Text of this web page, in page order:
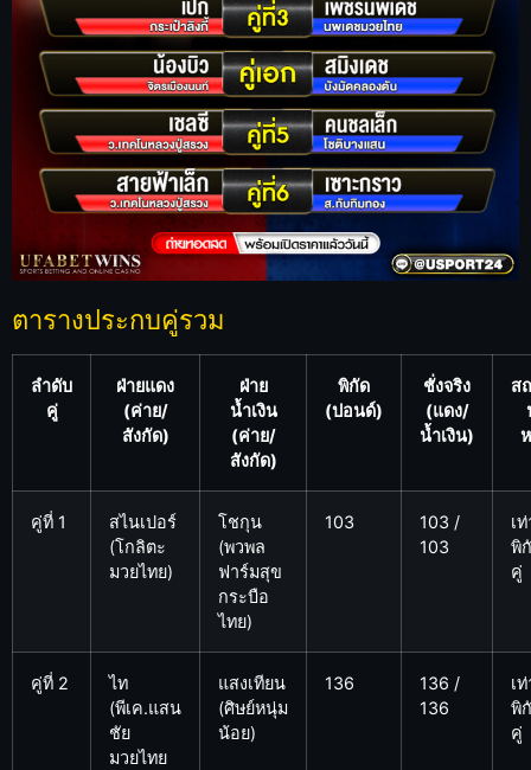
ตารางประกบคู่รวม
ลำดับ
คู่
ฝ่ายแดง
(ค่าย/
สังกัด)
ฝ่าย
น้ำเงิน
(ค่าย/
สังกัด)
พิกัด
(ปอนด์)
ชั่งจริง
(แดง/
น้ำเงิน)
ส
คู่ที่ 1
สไนเปอร์
(โกลิตะ
มวยไทย)
โชกุน
(พวพล
ฟาร์มสุข
กระบือ
ไทย)
103
103 /
103
เ
พิ
คู่
คู่ที่ 2
ไท
(พีเค.แสน
ชัย
มวยไทย
แสงเทียน
(ศิษย์หนุ่ม
น้อย)
136
136 /
136
เ
พิ
คู่